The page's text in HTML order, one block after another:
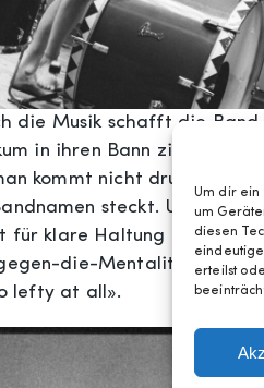
Um dir ein
um
diesen
erteilst
die Musik schafft die
in ihren Bann zieht. Sie
kommt nicht drumherum
steckt.
für klare Haltung und
die-Mentalität. Oder
lefty at all».